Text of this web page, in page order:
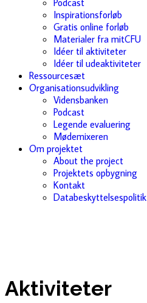
Podcast
Inspirationsforløb
Gratis online forløb
Materialer fra mitCFU
Idéer til aktiviteter
Idéer til udeaktiviteter
Ressourcesæt
Organisationsudvikling
Vidensbanken
Podcast
Legende evaluering
Mødemixeren
Om projektet
About the project
Projektets opbygning
Kontakt
Databeskyttelsespolitik
Aktiviteter